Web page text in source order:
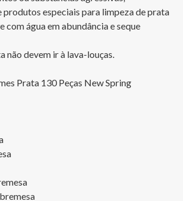
produtos especiais para limpeza de prata
com água em abundância e seque
não devem ir à lava-louças.
Prata 130 Peças New Spring